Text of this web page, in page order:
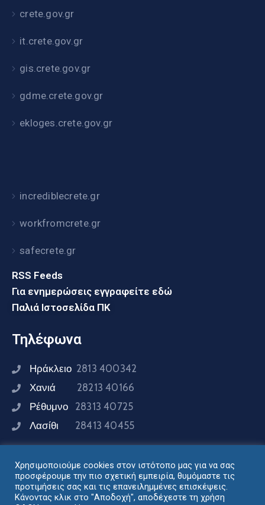
crete.gov.gr
it.crete.gov.gr
gis.crete.gov.gr
gdme.crete.gov.gr
ekloges.crete.gov.gr
incrediblecrete.gr
workfromcrete.gr
safecrete.gr
RSS Feeds
Για ενημερώσεις εγγραφείτε εδώ
Παλιά Ιστοσελίδα ΠΚ
Τηλέφωνα
Ηράκλειο 2813 400342
Χανιά 28213 40166
Ρέθυμνο 28313 40725
Λασίθι 28413 40455
Συνδεθείτε μαζί μας
Χρησιμοποιούμε cookies στον ιστότοπο μας για να σας
προσφέρουμε την πιο σχετική εμπειρία, θυμόμαστε τις
προτιμήσεις σας και τις επανειλημμένες επισκέψεις.
Κάνοντας κλικ στο "Αποδοχή", αποδέχεστε τη χρήση